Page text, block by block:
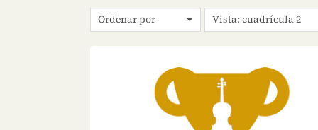
Ordenar por Vista: cuadrícula 2